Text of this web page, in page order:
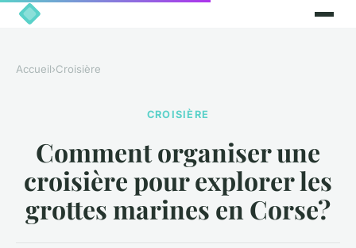
Accueil›Croisière
CROISIÈRE
Comment organiser une
croisière pour explorer les
grottes marines en Corse?